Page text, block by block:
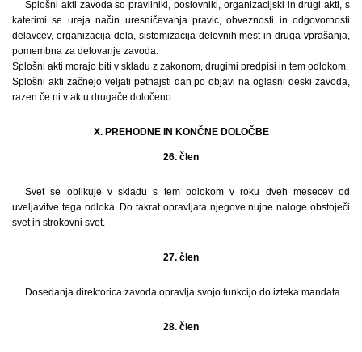
Splošni akti zavoda so pravilniki, poslovniki, organizacijski in drugi akti, s
katerimi se ureja način uresničevanja pravic, obveznosti in odgovornosti
delavcev, organizacija dela, sistemizacija delovnih mest in druga vprašanja,
pomembna za delovanje zavoda.
Splošni akti morajo biti v skladu z zakonom, drugimi predpisi in tem odlokom.
Splošni akti začnejo veljati petnajsti dan po objavi na oglasni deski zavoda,
razen če ni v aktu drugače določeno.
X. PREHODNE IN KONČNE DOLOČBE
26. člen
Svet se oblikuje v skladu s tem odlokom v roku dveh mesecev od
uveljavitve tega odloka. Do takrat opravljata njegove nujne naloge obstoječi
svet in strokovni svet.
27. člen
Dosedanja direktorica zavoda opravlja svojo funkcijo do izteka mandata.
28. člen